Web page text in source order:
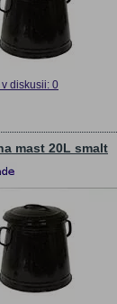
diskusii: 0
mast 20L smalt